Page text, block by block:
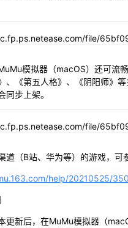
模拟器（macOS）还可流
、《第五人格》、《阴阳师》
同步上架。
道（B站、华为等）的游戏，可
help/20210525/
更新后，在MuMu模拟器（